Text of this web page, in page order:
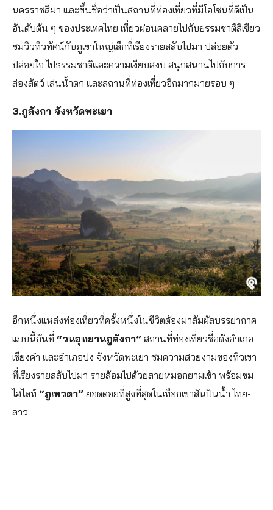
นครราชสีมา และขึ้นชื่อว่าเป็นสถานที่ท่องเที่ยวที่มีโอโซนที่ดีเป็น
อันดับต้น ๆ ของประเทศไทย เที่ยวผ่อนคลายไปกับธรรมชาติสีเขียว
ชมวิวทิวทัศน์กับภูเขาใหญ่เล็กที่เรียงรายสลับไปมา ปล่อยตัว
ปล่อยใจ ไปธรรมชาติและความเงียบสงบ สนุกสนานไปกับการ
ส่องสัตว์ เล่นน้ำตก และสถานที่ท่องเที่ยวอีกมากมายรอบ ๆ
3.ภูลังกา จังหวัดพะเยา
อีกหนึ่งแหล่งท่องเที่ยวที่ครั้งหนึ่งในชีวิตต้องมาสัมผัสบรรยากาศ
แบบนี้กันที่ “วนอุทยานภูลังกา” สถานที่ท่องเที่ยวชื่อดังอำเภอ
เชียงคำ และอำเภอปง จังหวัดพะเยา ชมความสวยงามของทิวเขา
ที่เรียงรายสลับไปมา รายล้อมไปด้วยสายหมอกยามเช้า พร้อมชม
ไฮไลท์ “ภูเทวดา” ยอดดอยที่สูงที่สุดในเทือกเขาสันปันน้ำ ไทย-
ลาว